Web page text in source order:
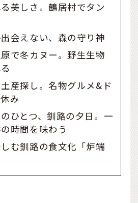
美しさ。鶴居村でタン
会えない、森の守り神
で冬カヌー。野生生物
産探し。名物グルメ&ド
み
ひとつ、釧路の夕日。一
時間を味わう
む釧路の食文化「炉端